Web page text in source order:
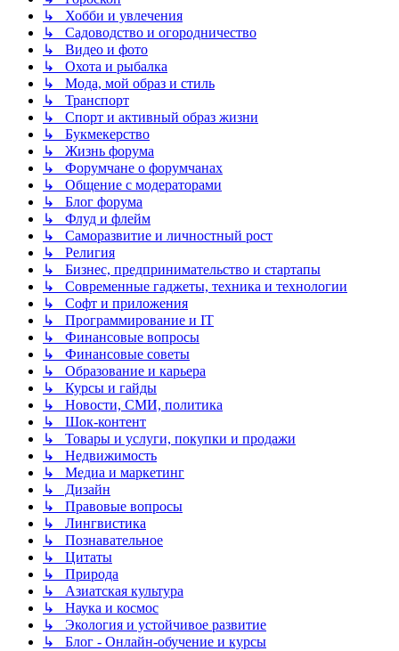
↳ Хобби и увлечения
↳ Садоводство и огородничество
↳ Видео и фото
↳ Охота и рыбалка
↳ Мода, мой образ и стиль
↳ Транспорт
↳ Спорт и активный образ жизни
↳ Букмекерство
↳ Жизнь форума
↳ Форумчане о форумчанах
↳ Общение с модераторами
↳ Блог форума
↳ Флуд и флейм
↳ Саморазвитие и личностный рост
↳ Религия
↳ Бизнес, предпринимательство и стартапы
↳ Современные гаджеты, техника и технологии
↳ Софт и приложения
↳ Программирование и IT
↳ Финансовые вопросы
↳ Финансовые советы
↳ Образование и карьера
↳ Курсы и гайды
↳ Новости, СМИ, политика
↳ Шок-контент
↳ Товары и услуги, покупки и продажи
↳ Недвижимость
↳ Медиа и маркетинг
↳ Дизайн
↳ Правовые вопросы
↳ Лингвистика
↳ Познавательное
↳ Цитаты
↳ Природа
↳ Азиатская культура
↳ Наука и космос
↳ Экология и устойчивое развитие
↳ Блог - Онлайн-обучение и курсы